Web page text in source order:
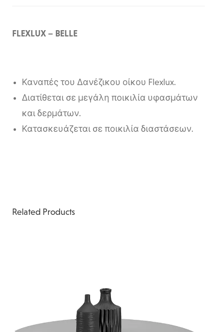
FLEXLUX – BELLE
Καναπές του Δανέζικου οίκου Flexlux.
Διατίθεται σε μεγάλη ποικιλία υφασμάτων
και δερμάτων.
Κατασκευάζεται σε ποικιλία διαστάσεων.
Related Products